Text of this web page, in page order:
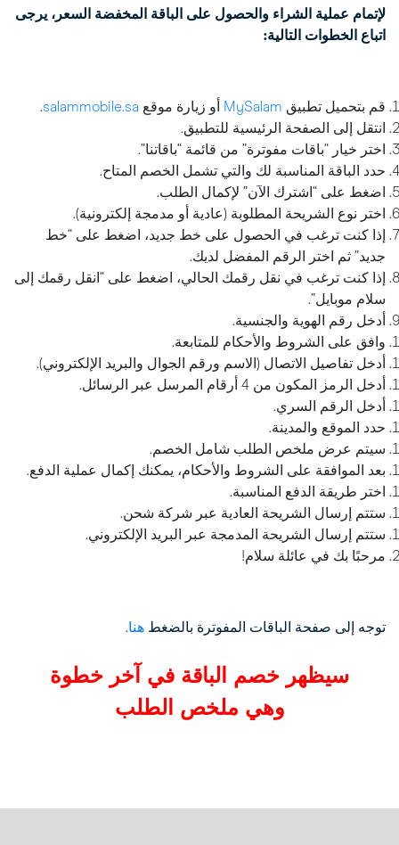
لإتمام عملية الشراء والحصول على الباقة المخفضة السعر، يرجى
اتباع الخطوات التالية:
قم بتحميل تطبيق MySalam أو زيارة موقع salammobile.sa
.
انتقل إلى الصفحة الرئيسية للتطبيق.
اختر خيار “باقات مفوترة” من قائمة “باقاتنا”.
حدد الباقة المناسبة لك والتي تشمل الخصم المتاح.
اضغط على “اشترك الآن” لإكمال الطلب.
اختر نوع الشريحة المطلوبة (عادية أو مدمجة إلكترونية).
إذا كنت ترغب في الحصول على خط جديد، اضغط على “خط
جديد” ثم اختر الرقم المفضل لديك.
إذا كنت ترغب في نقل رقمك الحالي، اضغط على “انقل رقمك إلى
سلام موبايل”.
أدخل رقم الهوية والجنسية.
وافق على الشروط والأحكام للمتابعة.
أدخل تفاصيل الاتصال (الاسم ورقم الجوال والبريد الإلكتروني).
أدخل الرمز المكون من 4 أرقام المرسل عبر الرسائل.
أدخل الرقم السري.
حدد الموقع والمدينة.
سيتم عرض ملخص الطلب شامل الخصم.
بعد الموافقة على الشروط والأحكام، يمكنك إكمال عملية الدفع.
اختر طريقة الدفع المناسبة.
ستتم إرسال الشريحة العادية عبر شركة شحن.
ستتم إرسال الشريحة المدمجة عبر البريد الإلكتروني.
مرحبًا بك في عائلة سلام!
توجه إلى صفحة الباقات المفوترة بالضغط هنا.
سيظهر خصم الباقة في آخر خطوة
وهي ملخص الطلب